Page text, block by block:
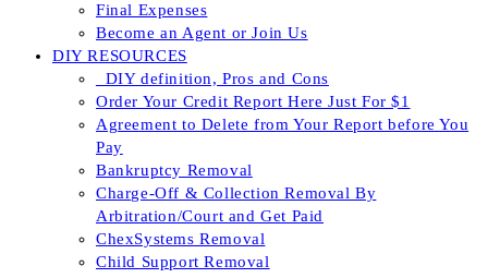
Final Expenses
Become an Agent or Join Us
DIY RESOURCES
_DIY definition, Pros and Cons
Order Your Credit Report Here Just For $1
Agreement to Delete from Your Report before You
Pay
Bankruptcy Removal
Charge-Off & Collection Removal By
Arbitration/Court and Get Paid
ChexSystems Removal
Child Support Removal